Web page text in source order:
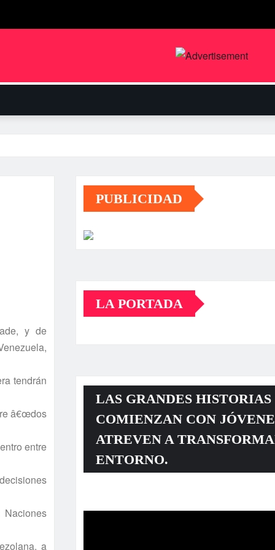
y de
tendrán
â€œdos
entre
a
PUBLICIDAD
LA PORTADA
LAS GRANDES HISTORIAS
COMIENZAN CON
ATREVEN A
ENTORNO.